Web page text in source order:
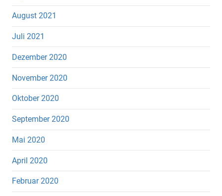
August 2021
Juli 2021
Dezember 2020
November 2020
Oktober 2020
September 2020
Mai 2020
April 2020
Februar 2020